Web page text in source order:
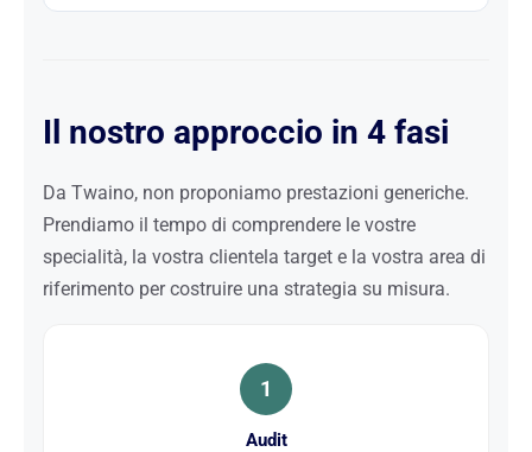
Il nostro approccio in 4 fasi
Da Twaino, non proponiamo prestazioni generiche.
Prendiamo il tempo di comprendere le vostre
specialità, la vostra clientela target e la vostra area di
riferimento per costruire una strategia su misura.
1
Audit